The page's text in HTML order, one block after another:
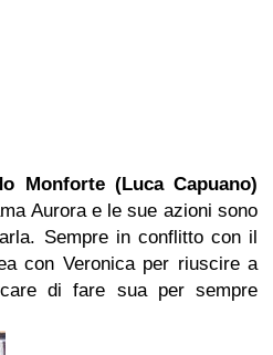
Monforte (Luca Capuano)
Aurora e le sue azioni sono
Sempre in conflitto con il
con Veronica per riuscire a
di fare sua per sempre